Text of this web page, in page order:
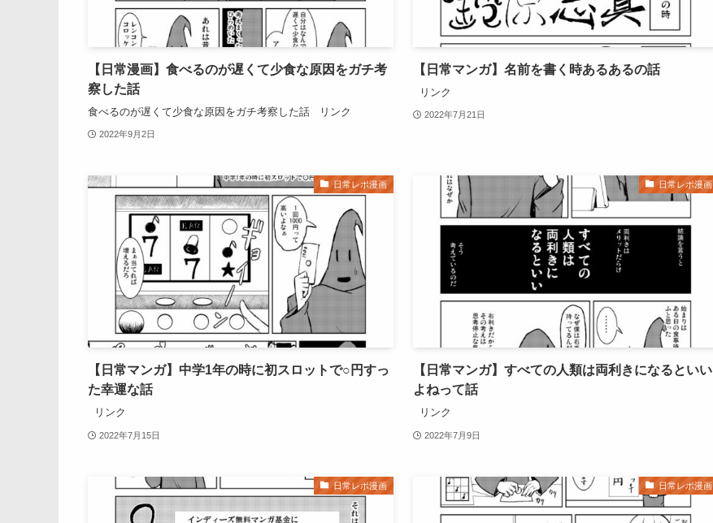
【日常漫画】食べるのが遅くて少食な原因をガチ考
察した話
食べるのが遅くて少食な原因をガチ考察した話 リンク
2022年9月2日
【日常マンガ】名前を書く時あるあるの話
リンク
2022年7月21日
日常レポ漫画
【日常マンガ】中学1年の時に初スロットで○円すっ
た幸運な話
リンク
2022年7月15日
日常レポ漫画
【日常マンガ】すべての人類は両利きになるといい
よねって話
リンク
2022年7月9日
日常レポ漫画 日常レポ漫画